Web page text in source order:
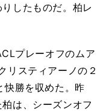
したものだ。柏レ
プレーオフのムア
リスティアーノの２
快勝を収めた。昨
は、シーズンオフ